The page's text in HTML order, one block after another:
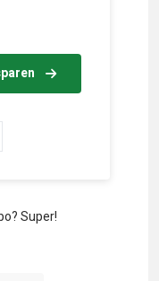
Super!